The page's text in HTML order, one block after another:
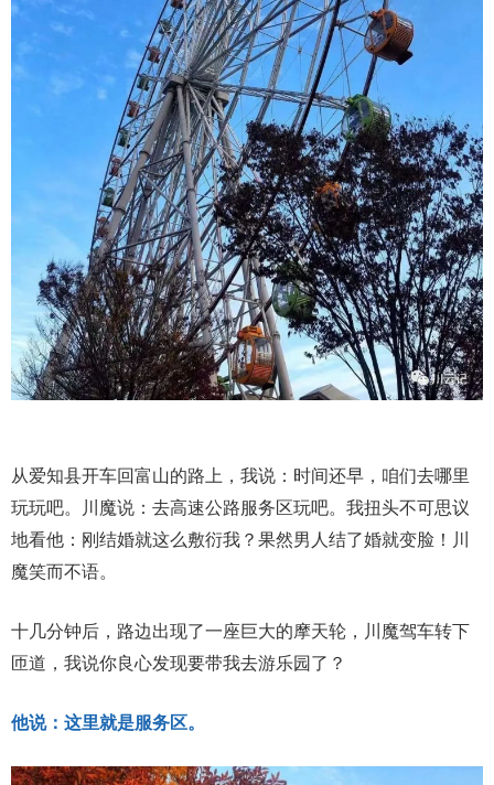
从爱知县开车回富山的路上，我说：时间还早，咱们去哪里
玩玩吧。川魔说：去高速公路服务区玩吧。我扭头不可思议
地看他：刚结婚就这么敷衍我？果然男人结了婚就变脸！川
魔笑而不语。
十几分钟后，路边出现了一座巨大的摩天轮，川魔驾车转下
匝道，我说你良心发现要带我去游乐园了？
他说：这里就是服务区。